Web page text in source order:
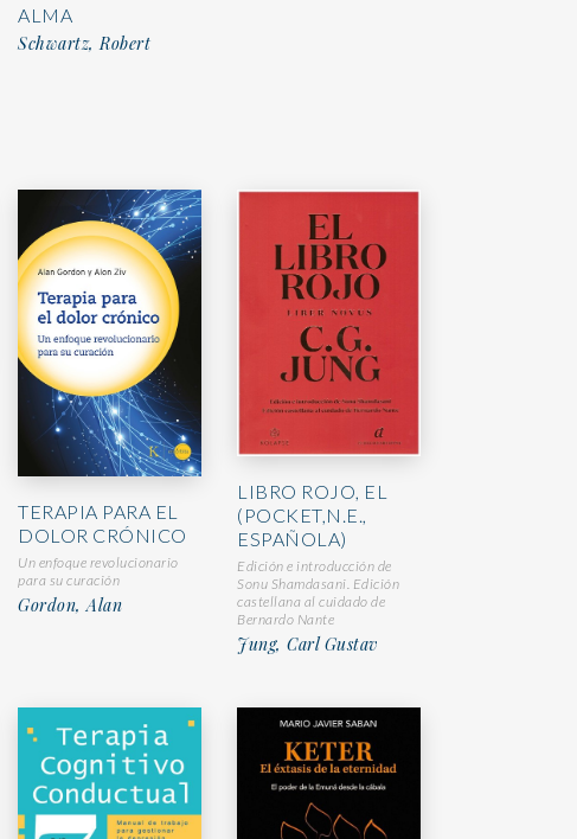
ALMA
Schwartz, Robert
TERAPIA PARA EL
DOLOR CRÓNICO
Un enfoque revolucionario
para su curación
Gordon, Alan
LIBRO ROJO, EL
(POCKET,N.E.,
ESPAÑOLA)
Edición e introducción de
Sonu Shamdasani. Edición
castellana al cuidado de
Bernardo Nante
Jung, Carl Gustav